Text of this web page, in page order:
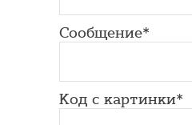
Сообщение*
Код с картинки*